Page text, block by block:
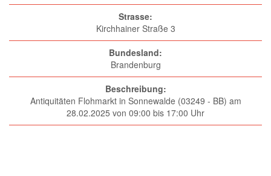
Strasse:
Kirchhainer Straße 3
Bundesland:
Brandenburg
Beschreibung:
Antiquitäten Flohmarkt in Sonnewalde (03249 - BB) am
28.02.2025 von 09:00 bis 17:00 Uhr